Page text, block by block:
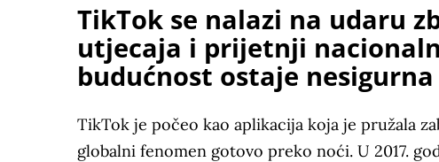
TikTok se nalazi na udaru
utjecaja i prijetnji
budućnost ostaje nesigurna
TikTok je počeo kao aplikacija koja je pružala
globalni fenomen gotovo preko noći. U 2017.